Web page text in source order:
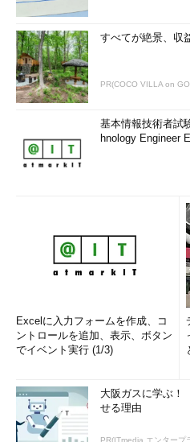
すべてが絶景、収
PR(COCO VILLA on
基本情報技術者試
hnology Engineer
Excelに入力フォームを作成、コ
ントロールを追加、表示、ボタン
でイベント実行 (1/3)
大阪ガスに学ぶ
せる理由
PR(ITmedia エンタープ